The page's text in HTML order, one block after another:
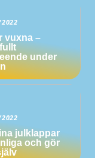
vuxna –
under
julklappar
och gör